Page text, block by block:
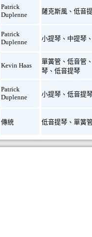
Patrick
Duplenne
薩克斯風 、低音
Patrick
Duplenne
小提琴 、 中提琴
Kevin Haas
單簧管 、低音管
琴 、低音提琴
Patrick
Duplenne
小提琴 、低音提
傳統 低音提琴 、 單簧